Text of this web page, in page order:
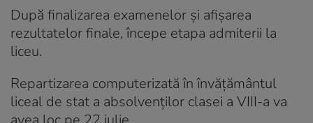
După finalizarea examenelor și afișarea
rezultatelor finale, începe etapa admiterii la
liceu.
Repartizarea computerizată în învățământul
liceal de stat a absolvenților clasei a VIII-a va